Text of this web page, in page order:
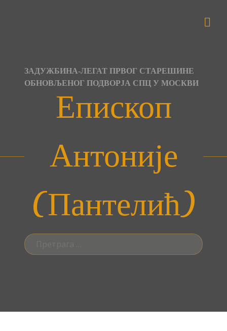
ЗАДУЖБИНА-ЛЕГАТ ПРВОГ СТАРЕШИНЕ
ОБНОВЉЕНОГ ПОДВОРЈА СПЦ У МОСКВИ
Епископ
Антоније
(Пантелић)
Претрага
за: